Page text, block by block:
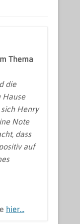
Thema
die
Hause
Henry
Note
dass
auf
hier...